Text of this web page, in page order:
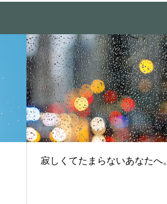
寂しくてたまらないあなたへ。